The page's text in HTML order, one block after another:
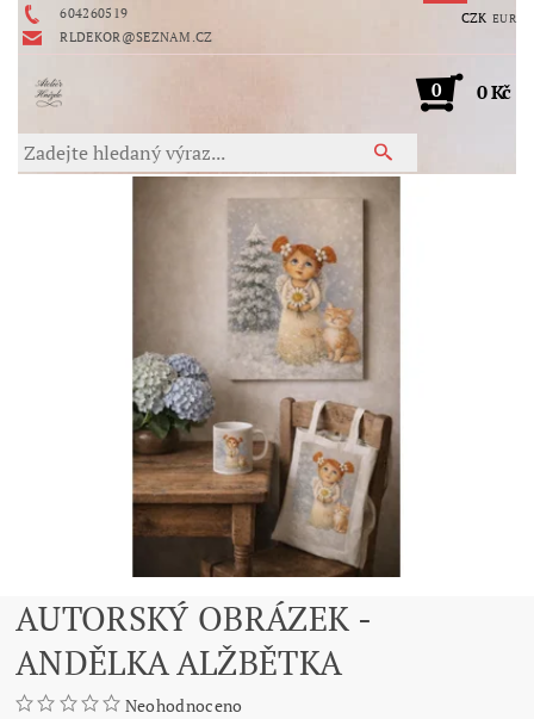
604260519
RLDEKOR@SEZNAM.CZ
CZK EUR
0 0 Kč
AUTORSKÝ OBRÁZEK -
ANDĚLKA ALŽBĚTKA
Neohodnoceno